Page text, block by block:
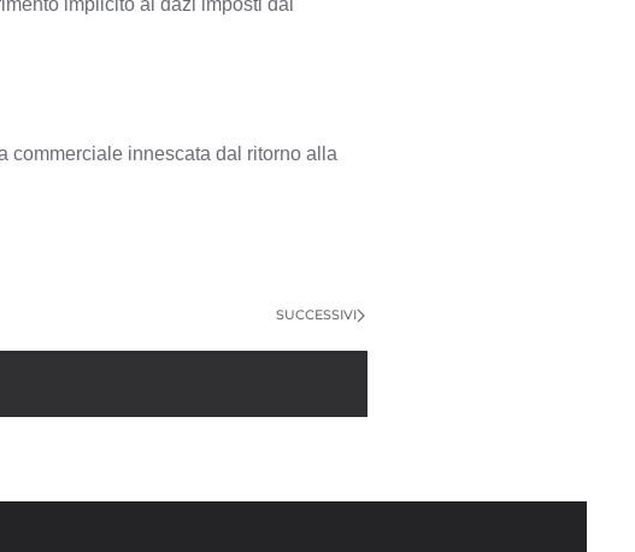
implicito ai dazi imposti dal
commerciale innescata dal ritorno alla
SUCCESSIVI